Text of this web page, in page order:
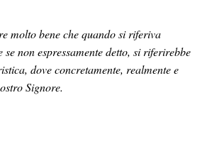
molto bene che quando si riferiva
se non espressamente detto, si riferirebbe
dove concretamente, realmente e
Signore.